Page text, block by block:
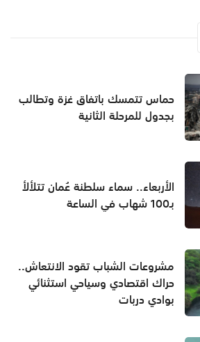
حماس تتمسك باتفاق غزة وتطالب
بجدول للمرحلة الثانية
الأربعاء.. سماء سلطنة عُمان تتلألأ
بـ100 شهاب في الساعة
مشروعات الشباب تقود الانتعاش..
حراك اقتصادي وسياحي استثنائي
بوادي دربات